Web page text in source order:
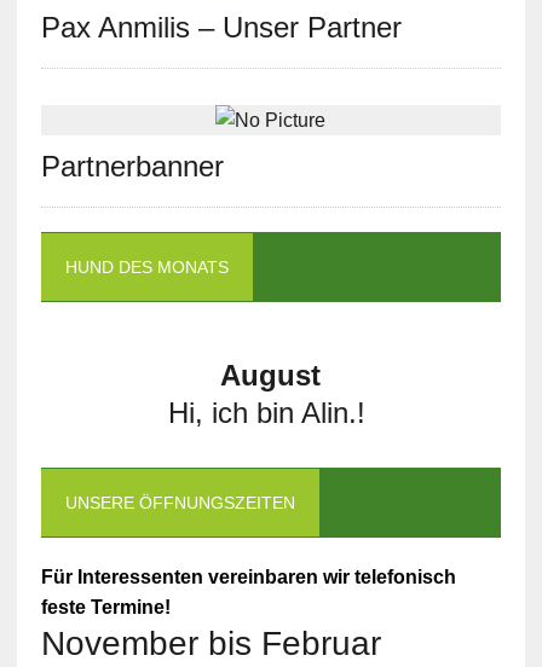
Pax Anmilis – Unser Partner
Partnerbanner
HUND DES MONATS
August
Hi, ich bin Alin.!
UNSERE ÖFFNUNGSZEITEN
Für Interessenten vereinbaren wir telefonisch
feste Termine!
November bis Februar